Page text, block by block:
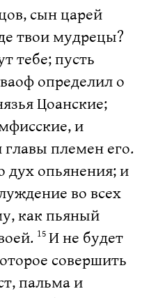
сын царей
твои мудрецы?
тебе; пусть
определил о
Цоанские;
и
главы племен его.
дух опьянения; и
во всех
как пьяный
15 И не будет
совершить
пальма и